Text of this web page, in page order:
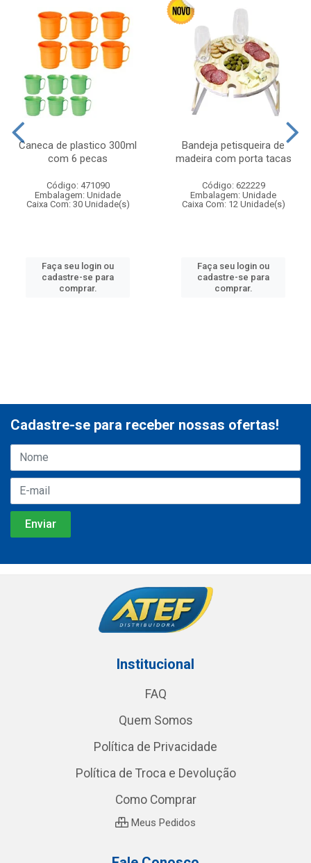
Caneca de plastico 300ml
com 6 pecas
Código: 471090
Embalagem: Unidade
Caixa Com: 30 Unidade(s)
Faça seu login ou
cadastre-se para
comprar.
Bandeja petisqueira de
madeira com porta tacas
Código: 622229
Embalagem: Unidade
Caixa Com: 12 Unidade(s)
Faça seu login ou
cadastre-se para
comprar.
Cadastre-se para receber nossas ofertas!
Institucional
FAQ
Quem Somos
Política de Privacidade
Política de Troca e Devolução
Como Comprar
Meus Pedidos